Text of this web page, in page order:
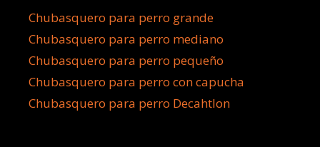
Chubasquero para perro grande
Chubasquero para perro mediano
Chubasquero para perro pequeño
Chubasquero para perro con capucha
Chubasquero para perro Decahtlon